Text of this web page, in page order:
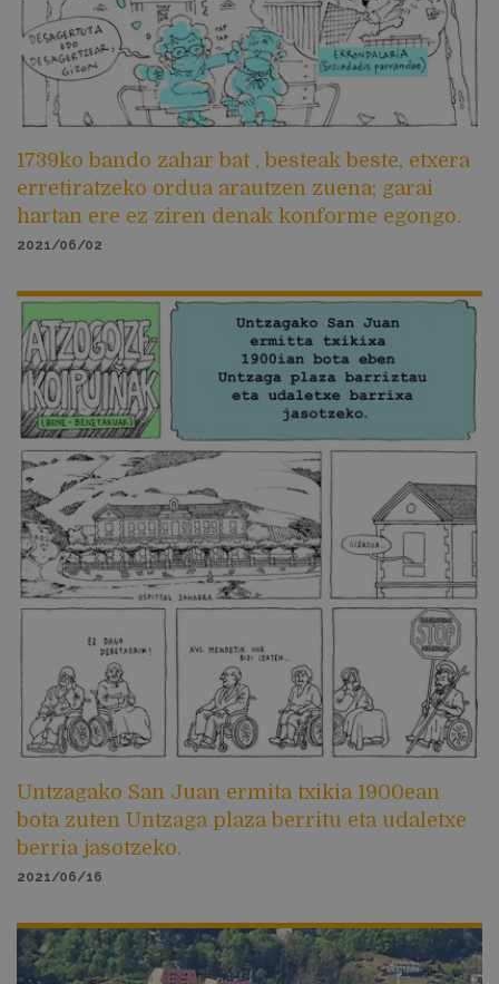
1739ko bando zahar bat , besteak beste, etxera
erretiratzeko ordua arautzen zuena; garai
hartan ere ez ziren denak konforme egongo.
2021/06/02
Untzagako San Juan ermita txikia 1900ean
bota zuten Untzaga plaza berritu eta udaletxe
berria jasotzeko.
2021/06/16